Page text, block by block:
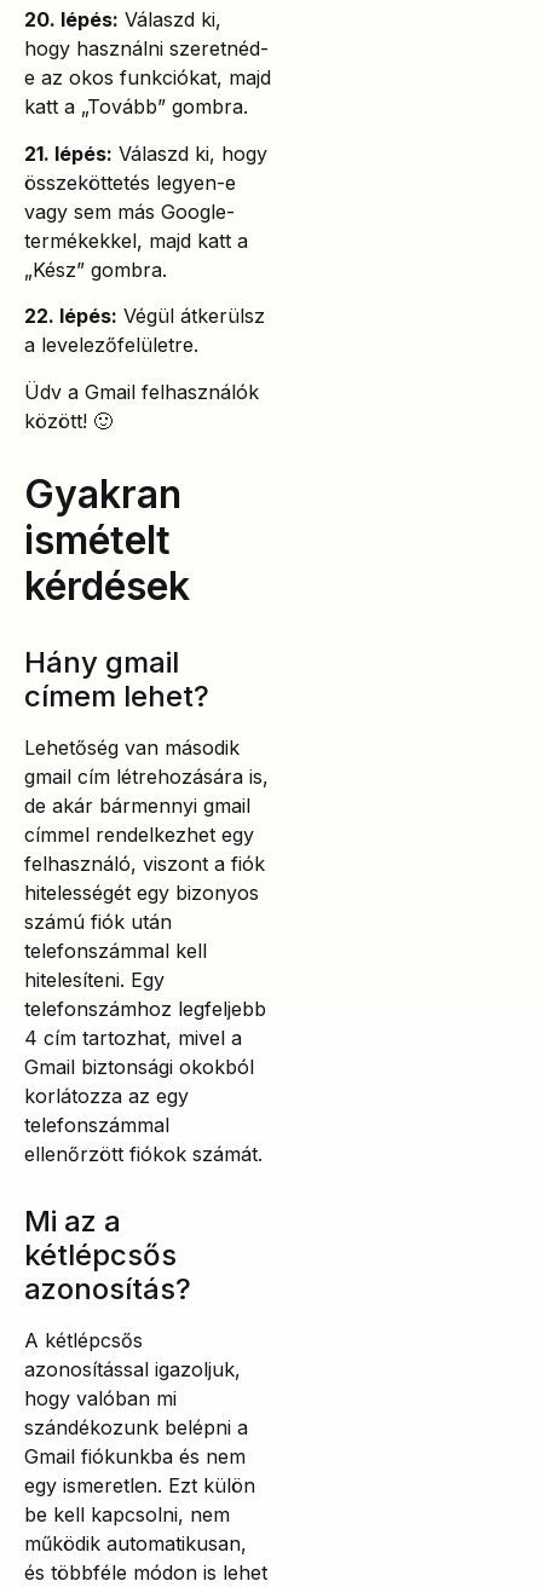
20. lépés: Válaszd ki,
hogy használni szeretnéd-
e az okos funkciókat, majd
katt a „Tovább” gombra.
21. lépés: Válaszd ki, hogy
összeköttetés legyen-e
vagy sem más Google-
termékekkel, majd katt a
„Kész” gombra.
22. lépés: Végül átkerülsz
a levelezőfelületre.
Üdv a Gmail felhasználók
között! 🙂
Gyakran
ismételt
kérdések
Hány gmail
címem lehet?
Lehetőség van második
gmail cím létrehozására is,
de akár bármennyi gmail
címmel rendelkezhet egy
felhasználó, viszont a fiók
hitelességét egy bizonyos
számú fiók után
telefonszámmal kell
hitelesíteni. Egy
telefonszámhoz legfeljebb
4 cím tartozhat, mivel a
Gmail biztonsági okokból
korlátozza az egy
telefonszámmal
ellenőrzött fiókok számát.
Mi az a
kétlépcsős
azonosítás?
A kétlépcsős
azonosítással igazoljuk,
hogy valóban mi
szándékozunk belépni a
Gmail fiókunkba és nem
egy ismeretlen. Ezt külön
be kell kapcsolni, nem
működik automatikusan,
és többféle módon is lehet